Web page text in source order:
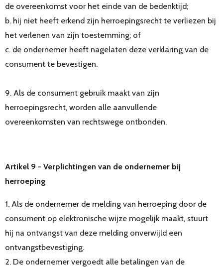
de overeenkomst voor het einde van de bedenktijd;
b. hij niet heeft erkend zijn herroepingsrecht te verliezen bij
het verlenen van zijn toestemming; of
c. de ondernemer heeft nagelaten deze verklaring van de
consument te bevestigen.
9. Als de consument gebruik maakt van zijn
herroepingsrecht, worden alle aanvullende
overeenkomsten van rechtswege ontbonden.
Artikel 9 - Verplichtingen van de ondernemer bij
herroeping
1. Als de ondernemer de melding van herroeping door de
consument op elektronische wijze mogelijk maakt, stuurt
hij na ontvangst van deze melding onverwijld een
ontvangstbevestiging.
2. De ondernemer vergoedt alle betalingen van de